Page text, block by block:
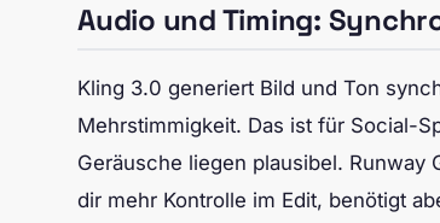
Audio und Timing:
Kling 3.0 generiert Bild und Ton
Mehrstimmigkeit. Das ist für Social-
Geräusche liegen plausibel.
dir mehr Kontrolle im Edit, benötigt